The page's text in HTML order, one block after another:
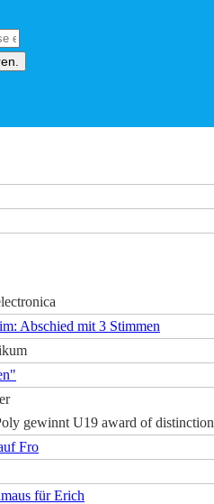
Abschied mit 3 Stimmen
gewinnt U19 award of distinction
Fro
für Erich